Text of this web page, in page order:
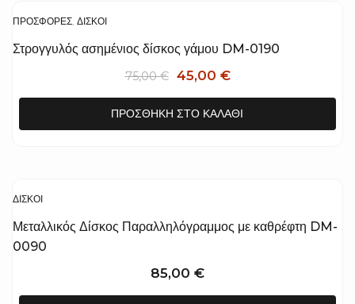
ΠΡΟΣΦΟΡΈΣ, ΔΊΣΚΟΙ
Στρογγυλός ασημένιος δίσκος γάμου DM-0190
75,00€ Original
price
was:
45,00 €Η
τρέχουσα
τιμή
ΠΡΟΣΘΉΚΗ ΣΤΟ ΚΑΛΆΘΙ
ΔΊΣΚΟΙ
Μεταλλικός Δίσκος Παραλληλόγραμμος με καθρέφτη DM-
0090
85,00 €